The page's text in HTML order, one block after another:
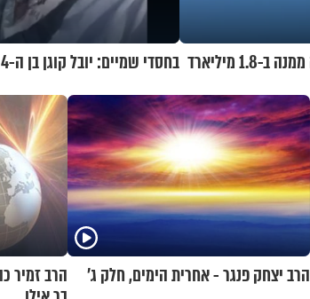
סירבו למכור לישראל - עכשיו ארה"ב קונה ממנה ב-1.8 מיליארד בחסדי שמיים: יובל קוגן בן ה-4 אותר לאחר יממה של חיפושים
הרב יצחק פנגר - אחרית הימים, חלק ג’
הרב זמיר